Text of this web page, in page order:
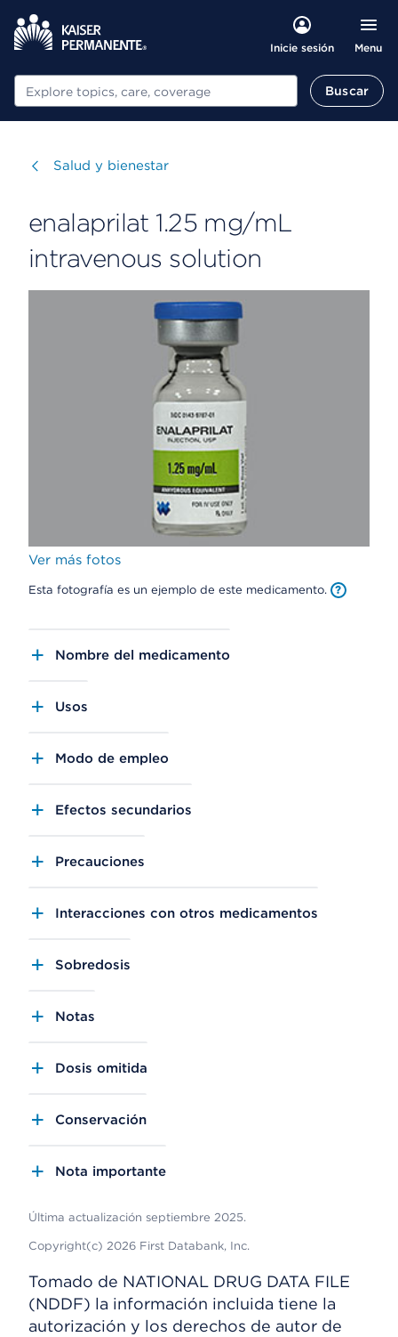
Inicie sesión Menu
Buscar Buscar
Visitar
Salud y bienestar
enalaprilat 1.25 mg/mL
intravenous solution
Ver más fotos
Esta fotografía es un ejemplo de este medicamento.
Nombre del medicamento
Usos
Modo de empleo
Efectos secundarios
Precauciones
Interacciones con otros medicamentos
Sobredosis
Notas
Dosis omitida
Conservación
Nota importante
Última actualización septiembre 2025.
Copyright(c) 2026 First Databank, Inc.
Tomado de NATIONAL DRUG DATA FILE
(NDDF) la información incluida tiene la
autorización y los derechos de autor de